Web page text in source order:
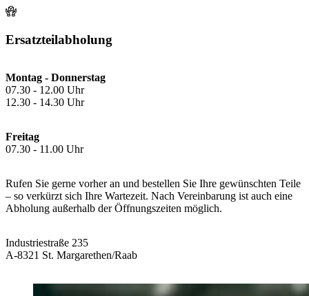
Ersatzteilabholung
Montag - Donnerstag
07.30 - 12.00 Uhr
12.30 - 14.30 Uhr
Freitag
07.30 - 11.00 Uhr
Rufen Sie gerne vorher an und bestellen Sie Ihre gewünschten Teile
– so verkürzt sich Ihre Wartezeit. Nach Vereinbarung ist auch eine
Abholung außerhalb der Öffnungszeiten möglich.
Industriestraße 235
A-8321 St. Margarethen/Raab